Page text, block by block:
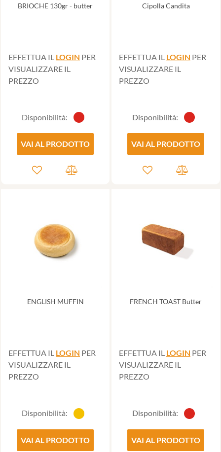
BRIOCHE 130gr - butter
EFFETTUA IL LOGIN PER
VISUALIZZARE IL
PREZZO
Disponibilità:
VAI AL PRODOTTO
Cipolla Candita
EFFETTUA IL LOGIN PER
VISUALIZZARE IL
PREZZO
Disponibilità:
VAI AL PRODOTTO
ENGLISH MUFFIN
EFFETTUA IL LOGIN PER
VISUALIZZARE IL
PREZZO
Disponibilità:
VAI AL PRODOTTO
FRENCH TOAST Butter
EFFETTUA IL LOGIN PER
VISUALIZZARE IL
PREZZO
Disponibilità:
VAI AL PRODOTTO